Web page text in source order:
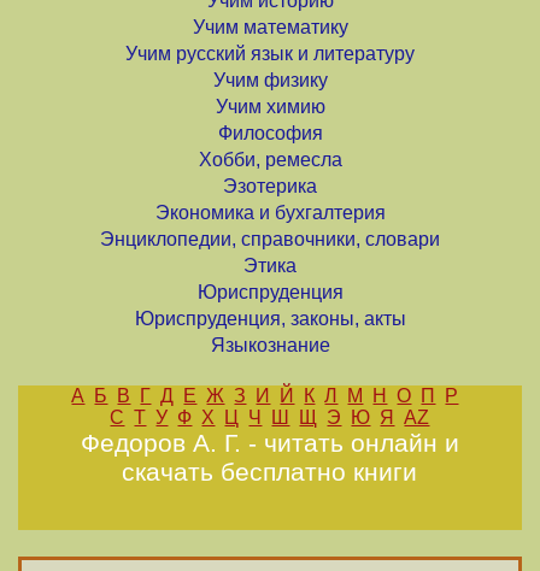
Учим математику
Учим русский язык и литературу
Учим физику
Учим химию
Философия
Хобби, ремесла
Эзотерика
Экономика и бухгалтерия
Энциклопедии, справочники, словари
Этика
Юриспруденция
Юриспруденция, законы, акты
Языкознание
А Б В Г Д Е Ж З И Й К Л М Н О П
Р
С Т У Ф Х Ц Ч Ш Щ Э Ю Я AZ
Федоров А. Г. - читать онлайн и
скачать бесплатно книги